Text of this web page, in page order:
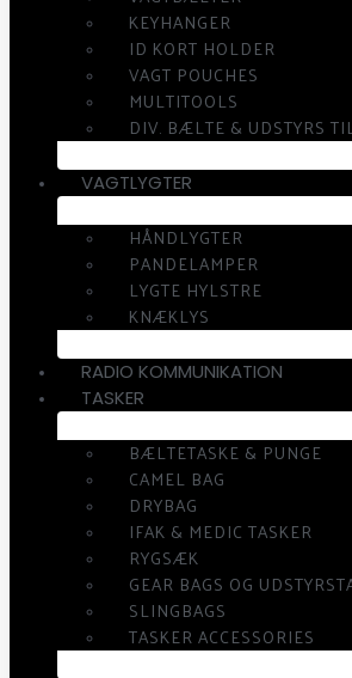
KEYHANGER
ID KORT HOLDER
VAGT POUCHES
MULTITOOLS
DIV. BÆLTE & UDSTYRS
VAGTLYGTER
HÅNDLYGTER
PANDELAMPER
LYGTE HYLSTRE
KNÆKLYS
RADIO KOMMUNIKATION
TASKER
BÆLTETASKE & PUNGE
CAMEL BAG
DRYBAG
IFAK & MEDIC TASKER
RYGSÆK
GEAR BAGS OG
SLINGBAGS
TASKER ACCESSORIES